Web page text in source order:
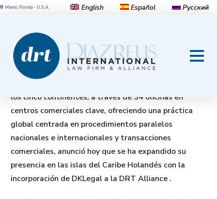
Miami, Florida - U.S.A. English Español Русский
DRT se expande en el Caribe
Holandés
los cinco continentes, a través de 34 oficinas en
centros comerciales clave, ofreciendo una práctica
global centrada en procedimientos paralelos
nacionales e internacionales y transacciones
comerciales, anunció hoy que se ha expandido su
presencia en las islas del Caribe Holandés con la
incorporación de DKLegal a la DRT Alliance .